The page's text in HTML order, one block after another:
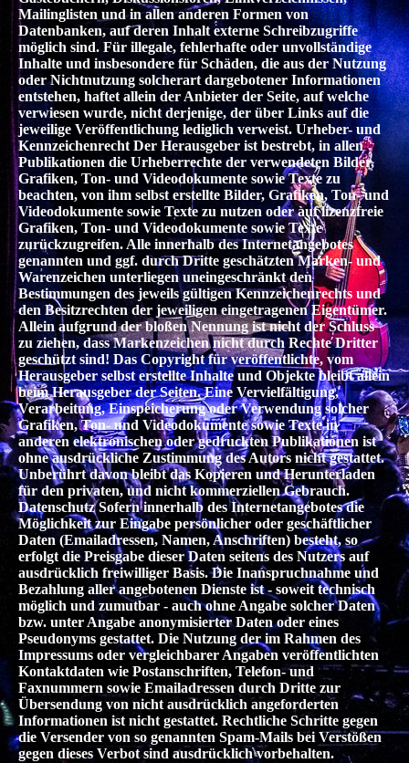
Mailinglisten und in allen anderen Formen von
Datenbanken, auf deren Inhalt externe Schreibzugriffe
möglich sind. Für illegale, fehlerhafte oder unvollständige
Inhalte und insbesondere für Schäden, die aus der Nutzung
oder Nichtnutzung solcherart dargebotener Informationen
entstehen, haftet allein der Anbieter der Seite, auf welche
verwiesen wurde, nicht derjenige, der über Links auf die
jeweilige Veröffentlichung lediglich verweist. Urheber- und
Kennzeichenrecht Der Herausgeber ist bestrebt, in allen
Publikationen die Urheberrechte der verwendeten Bilder,
Grafiken, Ton- und Videodokumente sowie Texte zu
beachten, von ihm selbst erstellte Bilder, Grafiken, Ton- und
Videodokumente sowie Texte zu nutzen oder auf lizenzfreie
Grafiken, Ton- und Videodokumente sowie Texte
zurückzugreifen. Alle innerhalb des Internetangebotes
genannten und ggf. durch Dritte geschätzten Marken- und
Warenzeichen unterliegen uneingeschränkt den
Bestimmungen des jeweils gültigen Kennzeichenrechts und
den Besitzrechten der jeweiligen eingetragenen Eigentümer.
Allein aufgrund der bloßen Nennung ist nicht der Schluss
zu ziehen, dass Markenzeichen nicht durch Rechte Dritter
geschützt sind! Das Copyright für veröffentlichte, vom
Herausgeber selbst erstellte Inhalte und Objekte bleibt allein
beim Herausgeber der Seiten. Eine Vervielfältigung,
Verarbeitung, Einspeicherung oder Verwendung solcher
Grafiken, Ton- und Videodokumente sowie Texte in
anderen elektronischen oder gedruckten Publikationen ist
ohne ausdrückliche Zustimmung des Autors nicht gestattet.
Unberührt davon bleibt das Kopieren und Herunterladen
für den privaten, und nicht kommerziellen Gebrauch.
Datenschutz Sofern innerhalb des Internetangebotes die
Möglichkeit zur Eingabe persönlicher oder geschäftlicher
Daten (Emailadressen, Namen, Anschriften) besteht, so
erfolgt die Preisgabe dieser Daten seitens des Nutzers auf
ausdrücklich freiwilliger Basis. Die Inanspruchnahme und
Bezahlung aller angebotenen Dienste ist - soweit technisch
möglich und zumutbar - auch ohne Angabe solcher Daten
bzw. unter Angabe anonymisierter Daten oder eines
Pseudonyms gestattet. Die Nutzung der im Rahmen des
Impressums oder vergleichbarer Angaben veröffentlichten
Kontaktdaten wie Postanschriften, Telefon- und
Faxnummern sowie Emailadressen durch Dritte zur
Übersendung von nicht ausdrücklich angeforderten
Informationen ist nicht gestattet. Rechtliche Schritte gegen
die Versender von so genannten Spam-Mails bei Verstößen
gegen dieses Verbot sind ausdrücklich vorbehalten.